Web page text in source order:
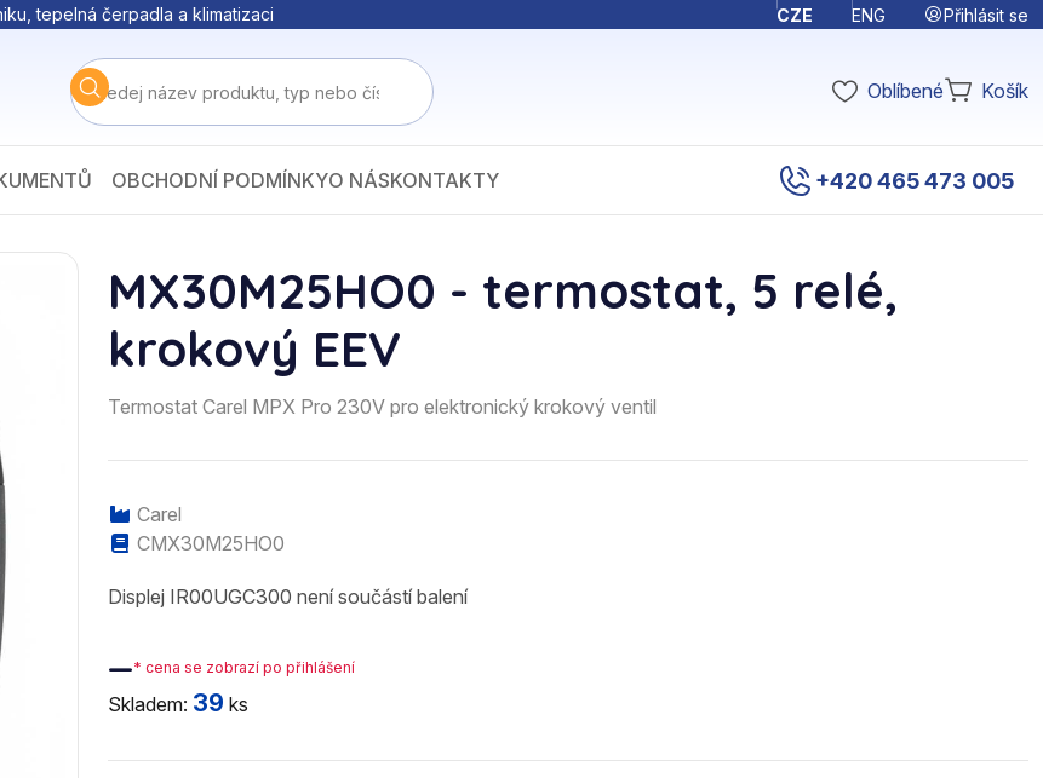
tepelná čerpadla a klimatizaci CZE ENG Přihlásit se
Oblíbené Košík
OBCHODNÍ PODMÍNKYO NÁSKONTAKTY +420 465 473 005
MX30M25HO0 - termostat, 5 relé,
krokový EEV
Termostat Carel MPX Pro 230V pro elektronický krokový ventil
Carel
CMX30M25HO0
Displej IR00UGC300 není součástí balení
—* cena se zobrazí po přihlášení
Skladem: 39 ks